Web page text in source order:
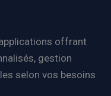
offrant
gestion
selon vos besoins